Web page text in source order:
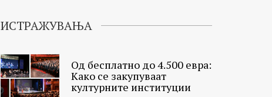
ИСТРАЖУВАЊА
Од бесплатно до 4.500 евра:
Како се закупуваат
културните институции